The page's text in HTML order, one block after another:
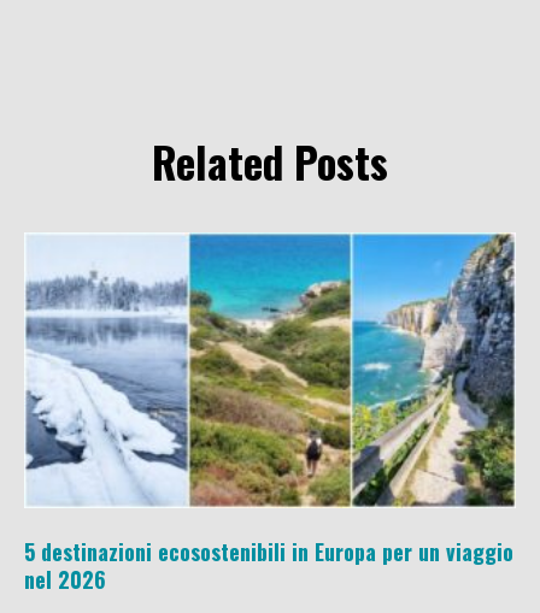
Related Posts
5 destinazioni ecosostenibili in Europa per un viaggio
nel 2026